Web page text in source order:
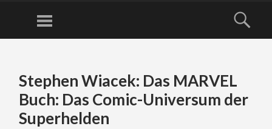
Menu
CONTENT
Stephen Wiacek: Das MARVEL
Buch: Das Comic-Universum der
Superhelden